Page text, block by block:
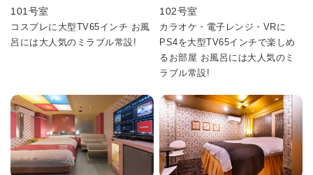
101号室
コスプレに大型TV65インチ お風
呂には大人気のミラブル常設!
102号室
カラオケ・電子レンジ・VRに
PS4を大型TV65インチで楽しめ
るお部屋 お風呂には大人気のミ
ラブル常設!